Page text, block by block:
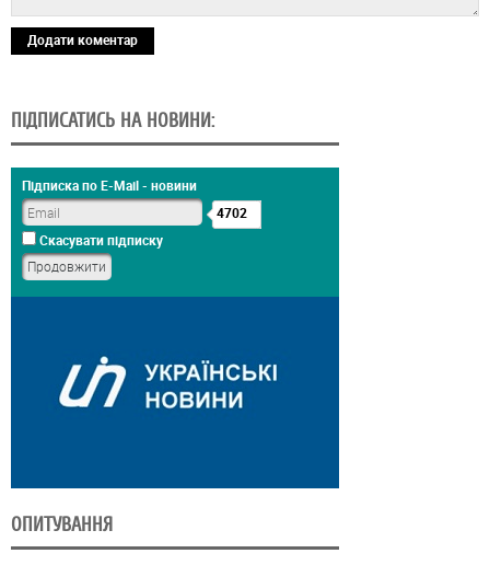
Додати коментар
ПІДПИСАТИСЬ НА НОВИНИ:
Підписка по E-Mail - новини
4702
Скасувати підписку
ОПИТУВАННЯ